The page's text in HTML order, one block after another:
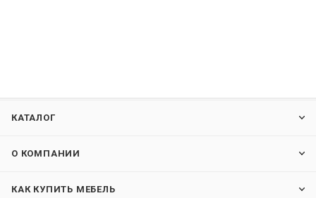
КАТАЛОГ
О КОМПАНИИ
КАК КУПИТЬ МЕБЕЛЬ